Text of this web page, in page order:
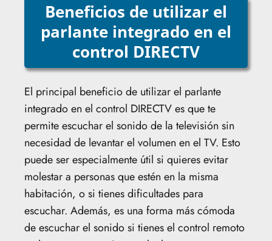
Beneficios de utilizar el
parlante integrado en el
control DIRECTV
El principal beneficio de utilizar el parlante
integrado en el control DIRECTV es que te
permite escuchar el sonido de la televisión sin
necesidad de levantar el volumen en el TV. Esto
puede ser especialmente útil si quieres evitar
molestar a personas que estén en la misma
habitación, o si tienes dificultades para
escuchar. Además, es una forma más cómoda
de escuchar el sonido si tienes el control remoto